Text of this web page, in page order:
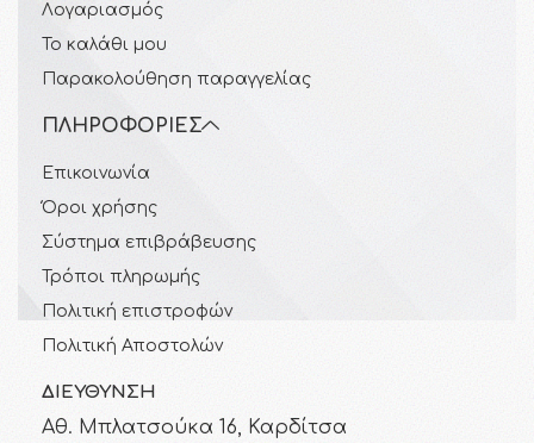
Λογαριασμός
Το καλάθι μου
Παρακολούθηση παραγγελίας
ΠΛΗΡΟΦΟΡΊΕΣ
Επικοινωνία
Όροι χρήσης
Σύστημα επιβράβευσης
Τρόποι πληρωμής
Πολιτική επιστροφών
Πολιτική Αποστολών
ΔΙΕΎΘΥΝΣΗ
Αθ. Μπλατσούκα 16, Καρδίτσα